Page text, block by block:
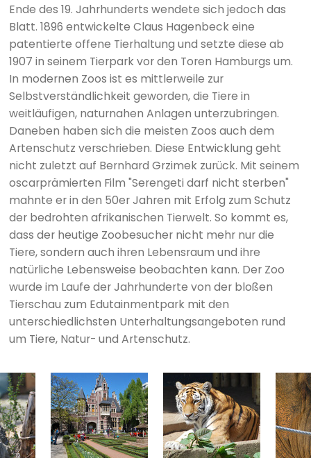
Ende des 19. Jahrhunderts wendete sich jedoch das
Blatt. 1896 entwickelte Claus Hagenbeck eine
patentierte offene Tierhaltung und setzte diese ab
1907 in seinem Tierpark vor den Toren Hamburgs um.
In modernen Zoos ist es mittlerweile zur
Selbstverständlichkeit geworden, die Tiere in
weitläufigen, naturnahen Anlagen unterzubringen.
Daneben haben sich die meisten Zoos auch dem
Artenschutz verschrieben. Diese Entwicklung geht
nicht zuletzt auf Bernhard Grzimek zurück. Mit seinem
oscarprämierten Film "Serengeti darf nicht sterben"
mahnte er in den 50er Jahren mit Erfolg zum Schutz
der bedrohten afrikanischen Tierwelt. So kommt es,
dass der heutige Zoobesucher nicht mehr nur die
Tiere, sondern auch ihren Lebensraum und ihre
natürliche Lebensweise beobachten kann. Der Zoo
wurde im Laufe der Jahrhunderte von der bloßen
Tierschau zum Edutainmentpark mit den
unterschiedlichsten Unterhaltungsangeboten rund
um Tiere, Natur- und Artenschutz.